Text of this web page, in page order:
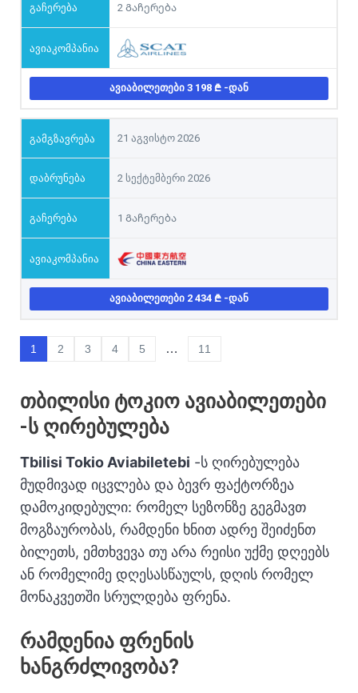
2 Გაჩერება
ᲐᲕᲘᲐᲑᲘᲚᲔᲗᲔᲑᲘ 3 198 -ᲓᲐᲜ
21 აგვისტო 2026
2 სექტემბერი 2026
1 Გაჩერება
ᲐᲕᲘᲐᲑᲘᲚᲔᲗᲔᲑᲘ 2 434 -ᲓᲐᲜ
1 2 3 4 5 … 11
თბილისი ტოკიო ავიაბილეთები
-ს ღირებულება
Tbilisi Tokio Aviabiletebi -ს ღირებულება
მუდმივად იცვლება და ბევრ ფაქტორზეა
დამოკიდებული: რომელ სეზონზე გეგმავთ
მოგზაურობას, რამდენი ხნით ადრე შეიძენთ
ბილეთს, ემთხვევა თუ არა რეისი უქმე დღეებს
ან რომელიმე დღესასწაულს, დღის რომელ
მონაკვეთში სრულდება ფრენა.
რამდენია ფრენის
ხანგრძლივობა?